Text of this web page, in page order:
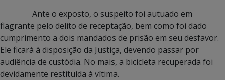
Ante o exposto, o suspeito foi autuado em
flagrante pelo delito de receptação, bem como foi dado
cumprimento a dois mandados de prisão em seu desfavor.
Ele ficará à disposição da Justiça, devendo passar por
audiência de custódia. No mais, a bicicleta recuperada foi
devidamente restituída à vítima.